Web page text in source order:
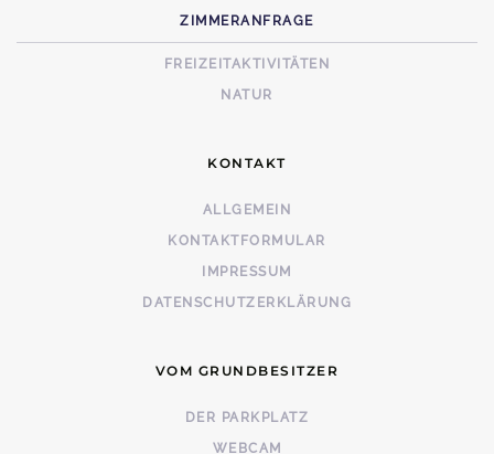
ZIMMERANFRAGE
FREIZEITAKTIVITÄTEN
NATUR
KONTAKT
ALLGEMEIN
KONTAKTFORMULAR
IMPRESSUM
DATENSCHUTZERKLÄRUNG
VOM GRUNDBESITZER
DER PARKPLATZ
WEBCAM